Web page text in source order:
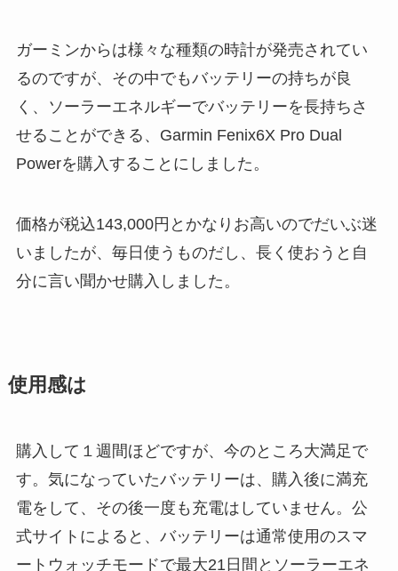
ガーミンからは様々な種類の時計が発売されてい
るのですが、その中でもバッテリーの持ちが良
く、ソーラーエネルギーでバッテリーを長持ちさ
せることができる、Garmin Fenix6X Pro Dual
Powerを購入することにしました。
価格が税込143,000円とかなりお高いのでだいぶ迷
いましたが、毎日使うものだし、長く使おうと自
分に言い聞かせ購入しました。
使用感は
購入して１週間ほどですが、今のところ大満足で
す。気になっていたバッテリーは、購入後に満充
電をして、その後一度も充電はしていません。公
式サイトによると、バッテリーは通常使用のスマ
ートウォッチモードで最大21日間とソーラーエネ